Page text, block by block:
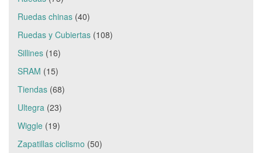
Ruedas chinas (40)
Ruedas y Cubiertas (108)
Sillines (16)
SRAM (15)
Tiendas (68)
Ultegra (23)
Wiggle (19)
Zapatillas ciclismo (50)